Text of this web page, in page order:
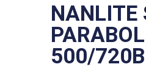
NANLITE
500/720B